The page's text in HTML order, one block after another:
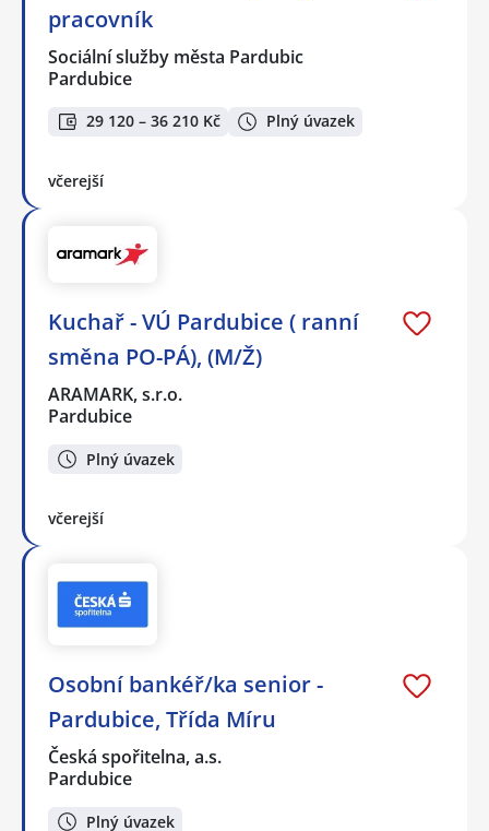
pracovník
Sociální služby města Pardubic
Pardubice
29 120 – 36 210 Kč Plný úvazek
včerejší
Kuchař - VÚ Pardubice ( ranní
směna PO-PÁ), (M/Ž)
ARAMARK, s.r.o.
Pardubice
Plný úvazek
včerejší
Osobní bankéř/ka senior -
Pardubice, Třída Míru
Česká spořitelna, a.s.
Pardubice
Plný úvazek